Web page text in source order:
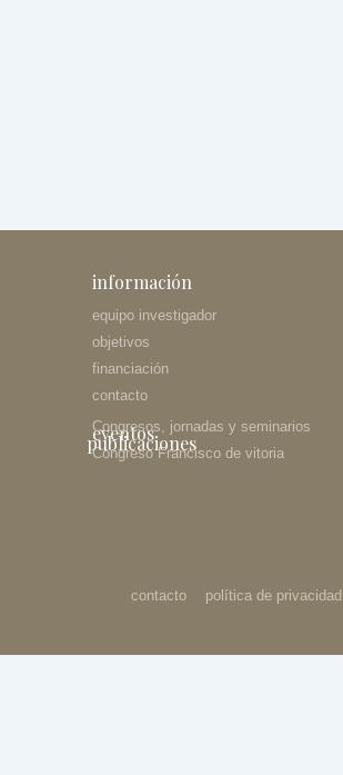
información
equipo investigador
objetivos
financiación
contacto
eventos
Congresos, jornadas y seminarios
Congreso Francisco de vitoria
publicaciones
contacto política de privacidad